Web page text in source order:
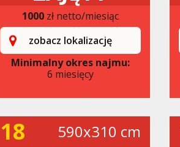
1000zł netto/miesiąc
zobacz lokalizację
Minimalny okres najmu:
6 miesięcy
18 590x310 cm